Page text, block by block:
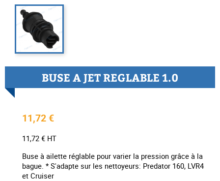
BUSE A JET REGLABLE 1.0
11,72 €
11,72 € HT
Buse à ailette réglable pour varier la pression grâce à la
bague. * S'adapte sur les nettoyeurs: Predator 160, LVR4
et Cruiser